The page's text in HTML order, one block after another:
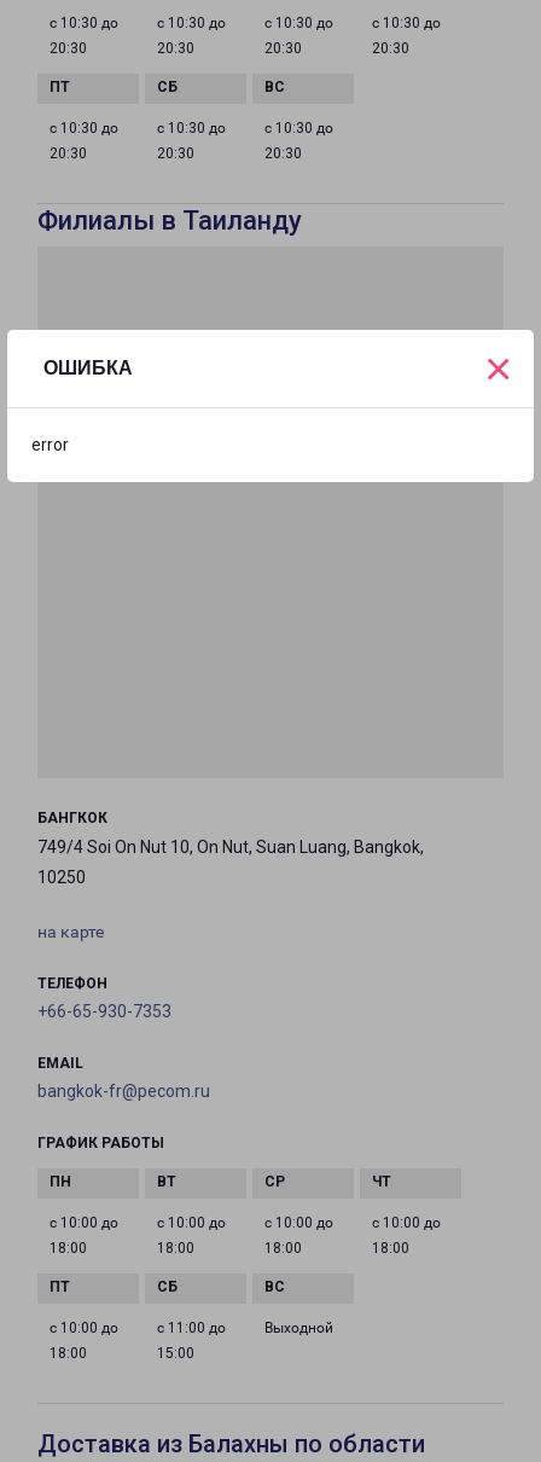
ОШИБКА
error
×
с 10:30 до
20:30
с 10:30 до
20:30
с 10:30 до
20:30
с 10:30 до
20:30
с 10:30 до
20:30
с 10:30 до
20:30
с 10:30 до
20:30
Филиалы в Таиланду
БАНГКОК
749/4 Soi On Nut 10, On Nut, Suan Luang, Bangkok,
10250
на карте
ТЕЛЕФОН
+66-65-930-7353
EMAIL
bangkok-fr@pecom.ru
ГРАФИК РАБОТЫ
с 10:00 до
18:00
с 10:00 до
18:00
с 10:00 до
18:00
с 10:00 до
18:00
с 10:00 до
18:00
с 11:00 до
15:00
Выходной
Доставка из Балахны по области